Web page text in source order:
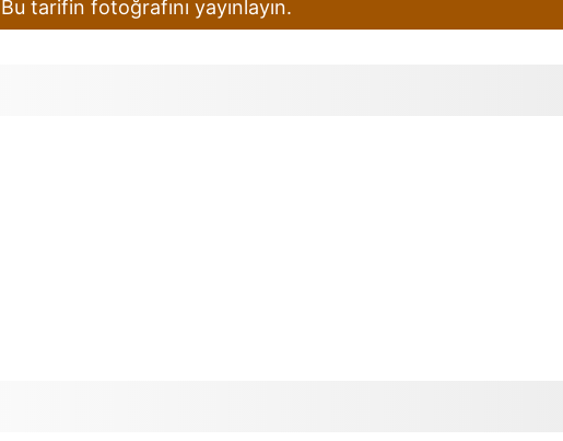
Bu tarifin fotoğrafını yayınlayın.